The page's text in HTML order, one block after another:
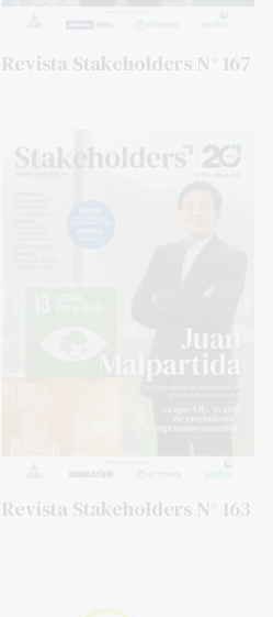
Revista Stakeholders N° 167
Revista Stakeholders N° 163